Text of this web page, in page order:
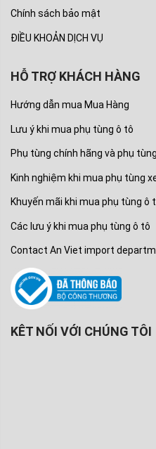
Chính sách bảo mật
ĐIỀU KHOẢN DỊCH VỤ
HỖ TRỢ KHÁCH HÀNG
Hướng dẫn mua Mua Hàng
Lưu ý khi mua phụ tùng ô tô
Phụ tùng chính hãng và phụ
Kinh nghiệm khi mua phụ tùng
Khuyến mãi khi mua phụ tùng ô
Các lưu ý khi mua phụ tùng ô tô
Contact An Viet import
KÊT NỐI VỚI CHÚNG TÔI